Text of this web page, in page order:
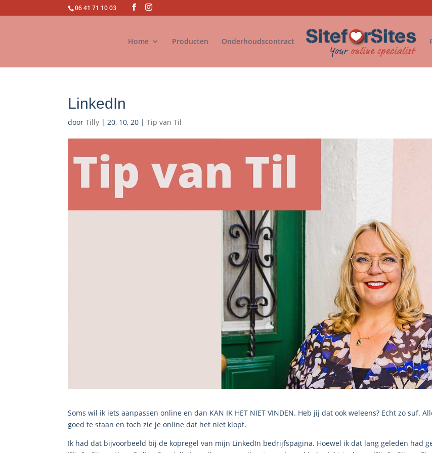
06 41 71 10 03
Home Producten Onderhoudscontract
LinkedIn
doorTilly |20, 10, 20 |Tip van Til
Soms wil ik iets aanpassen online en dan KAN IK HET NIET VINDEN. Heb jij dat ook weleens? Echt zo suf.
goed te staan en toch zie je online dat het niet klopt.
Ik had dat bijvoorbeeld bij de kopregel van mijn LinkedIn bedrijfspagina. Hoewel ik dat lang geleden had